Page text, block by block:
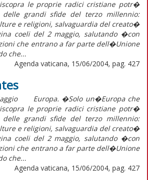
le proprie radici cristiane potr�
delle grandi sfide del terzo millennio:
e religioni, salvaguardia del creato�
coeli del 2 maggio, salutando �con
che entrano a far parte dell�Unione
che...
Agenda vaticana, 15/06/2004, pag. 427
Europa. �Solo un�Europa che
le proprie radici cristiane potr�
delle grandi sfide del terzo millennio:
e religioni, salvaguardia del creato�
coeli del 2 maggio, salutando �con
che entrano a far parte dell�Unione
che...
Agenda vaticana, 15/06/2004, pag. 427